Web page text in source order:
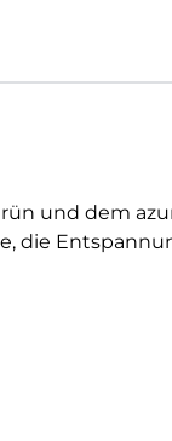
und dem
die